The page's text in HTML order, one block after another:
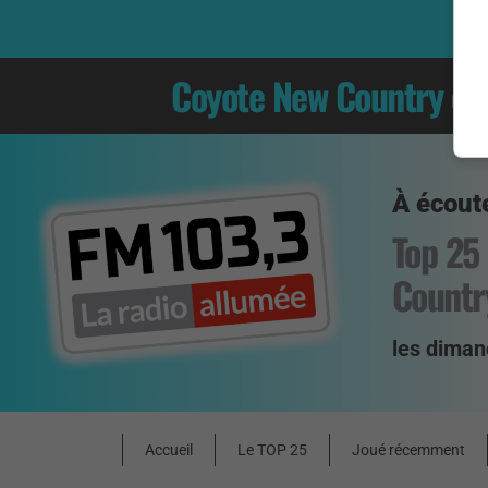
Coyote New Country
À
Top
les
Accueil Le TOP 25 Joué récemment